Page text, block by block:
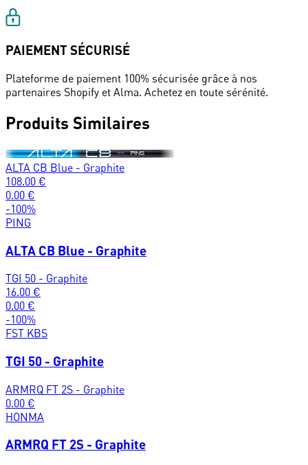
PAIEMENT SÉCURISÉ
Plateforme de paiement 100% sécurisée grâce à nos
partenaires Shopify et Alma. Achetez en toute sérénité.
Produits Similaires
ALTA CB Blue - Graphite
108.00 €
0.00 €
-100%
PING
ALTA CB Blue - Graphite
TGI 50 - Graphite
16.00 €
0.00 €
-100%
FST KBS
TGI 50 - Graphite
ARMRQ FT 2S - Graphite
0.00 €
HONMA
ARMRQ FT 2S - Graphite